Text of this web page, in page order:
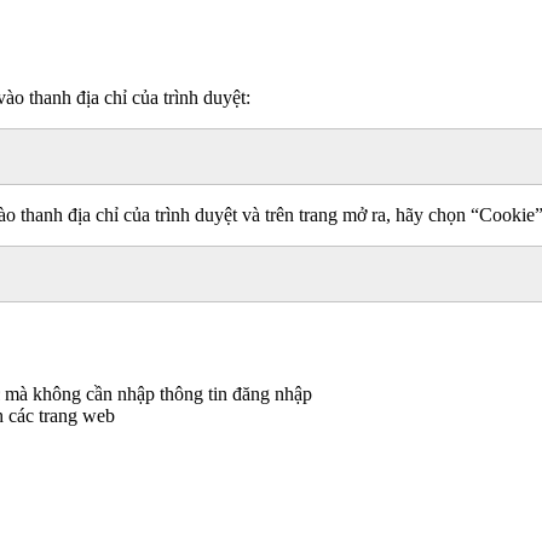
thanh địa chỉ của trình duyệt:
thanh địa chỉ của trình duyệt và trên trang mở ra, hãy chọn
không cần nhập thông tin đăng nhập
các trang web